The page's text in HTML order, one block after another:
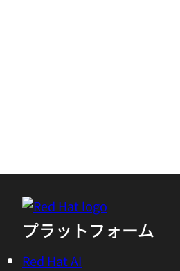
Company*
Department